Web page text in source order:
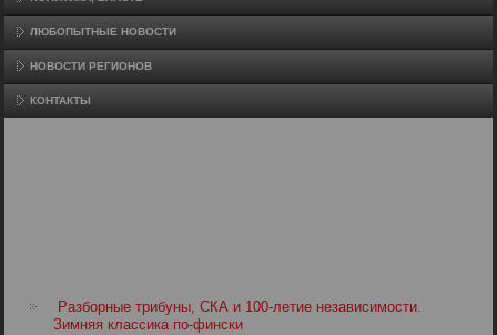
ЛЮБОПЫТНЫЕ НОВОСТИ
НОВОСТИ РЕГИОНОВ
КОНТАКТЫ
Разборные трибуны, СКА и 100-летие независимости.
Зимняя классика по-фински